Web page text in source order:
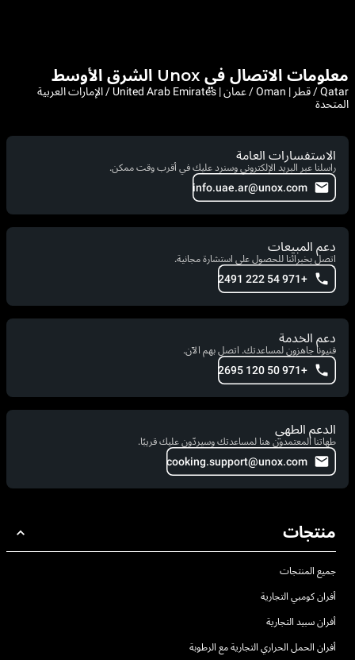
معلومات الاتصال في Unox الشرق الأوسط
Qatar / قطر | Oman / عمان | United Arab Emirates / الإمارات العربية
المتحدة
الاستفسارات العامة
راسلنا عبر البريد الإلكتروني وسنرد عليك في أقرب وقت ممكن.
info.uae.ar@unox.com
دعم المبيعات
اتصل بخبرائنا للحصول على استشارة مجانية.
+971 54 222 2491
دعم الخدمة
فنيونا جاهزون لمساعدتك. اتصل بهم الآن.
+971 50 120 2695
الدعم الطهي
طهاتنا المعتمدون هنا لمساعدتك وسيردّون عليك قريبًا.
cooking.support@unox.com
منتجات
جميع المنتجات
أفران كومبي التجارية
أفران سبيد التجارية
أفران الحمل الحراري التجارية مع الرطوبة